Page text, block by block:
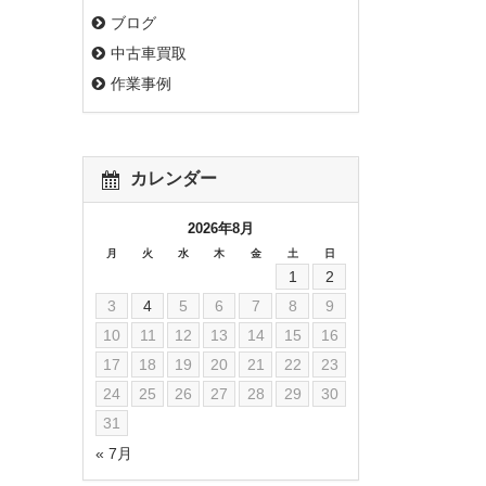
ブログ
中古車買取
作業事例
カレンダー
2026年8月
月 火 水 木 金 土 日
« 7月
1
2
3
4 5 6 7 8
9
10
11 12 13 14 15
16
17
18 19 20 21 22
23
24
25 26 27 28 29
30
31